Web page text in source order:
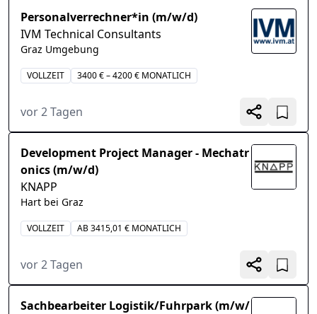
Personalverrechner*in (m/w/d)
IVM Technical Consultants
Graz Umgebung
VOLLZEIT 3400 € – 4200 € MONATLICH
vor 2 Tagen
Development Project Manager - Mechatr
onics (m/w/d)
KNAPP
Hart bei Graz
VOLLZEIT AB 3415,01 € MONATLICH
vor 2 Tagen
Sachbearbeiter Logistik/Fuhrpark (m/w/